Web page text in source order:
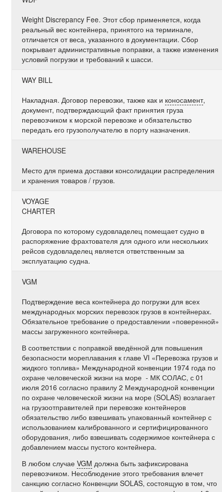
Weight Discrepancy Fee. Этот сбор применяется, когда
реальный вес контейнера, принятого на терминале,
отличается от веса, указанного в документации. Сбор
покрывает административные поправки, а также изменения
условий погрузки и требований к шасси.
WAY BILL
Накладная. Договор перевозки, также как и коносамент,
документ, подтверждающий факт принятия груза
перевозчиком к морской перевозке и обязательство
передать его грузополучателю в порту назначения.
WAREHOUSE
Место для приема доставки консолидации распределения
и хранения товаров / грузов.
VOYAGE
CHARTER
Договора по которому судовладелец помещает судно в
распоряжение фрахтователя для одного или нескольких
рейсов судовладелец является ответственным за
эксплуатацию судна.
VGM
Подтверждение веса контейнера до погрузки для всех
международных морских перевозок грузов в контейнерах.
Обязательное требование о предоставлении «поверенной»
массы загруженного контейнера.
В соответствии с поправкой введённой для повышения
безопасности мореплавания к главе VI «Перевозка грузов и
жидкого топлива» Международной конвенции 1974 года по
охране человеческой жизни на море - МК СОЛАС, с 01
июля 2016 согласно правилу 2 Международной конвенции
по охране человеческой жизни на море (SOLAS) возлагает
на грузоотправителей при перевозке контейнеров
обязательство либо взвешивать упакованный контейнер с
использованием калиброванного и сертифицированного
оборудования, либо взвешивать содержимое контейнера с
добавлением массы пустого контейнера.
В любом случаеVGM должна быть зафиксирована
перевозчиком. Несоблюдение этого требования влечет
санкцию согласно Конвенции SOLAS, состоящую в том, что